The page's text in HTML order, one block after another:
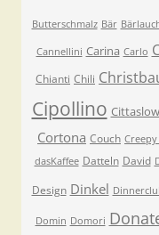
Butterschmalz Bär
Cannellini Carina Carlo
Chianti Chili
Cipollino Cittaslow
Cortona Couch
dasKaffee Datteln David
Design Dinkel
Domin Domori